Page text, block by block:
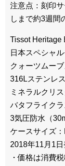
注意点：刻印
しまで約3週間
Tissot Heritage
日本スペシャ
クォーツムーブ
316Lステンレ
ミネラルクリ
バタフライク
3気圧防水（
ケースサイズ
2018年11月1
・価格は消費